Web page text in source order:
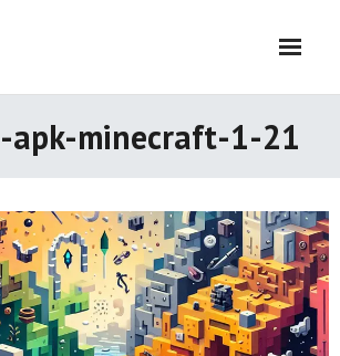
apk-minecraft-1-21